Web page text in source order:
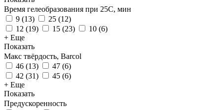
Время гелеобразования при 25С, мин
9 (13) 25 (12)
12 (19) 15 (23) 10 (6)
+ Еще
Показать
Макс твёрдость, Barcol
46 (13) 47 (6)
42 (31) 45 (6)
+ Еще
Показать
Предускоренность